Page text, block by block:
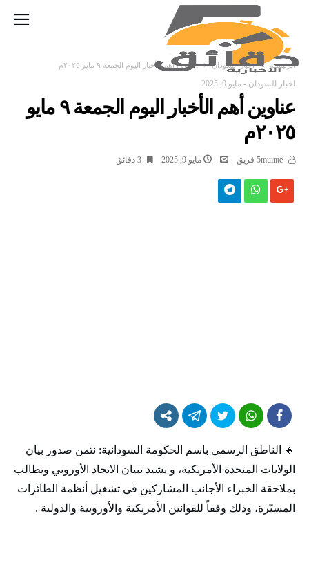
‫الرئيسية‬ اخبار السودان عناوين أهم الأخبار اليوم الجمعة ٩ مايو ٢٠٢٥م
اخبار السودان - مايو 9, 2025
عناوين أهم الأخبار اليوم الجمعة ٩ مايو
٢٠٢٥م
مايو 9, 2025 3 ‫دقائق‬
🔸‬‏ الناطق الرسمي باسم الحكومة السودانية: نثمن صدور بيان
الولايات المتحدة الأمريكية، و يشيد ببيان الاتحاد الأوروبي ويطالب
بملاحقة الخبراء الأجانب المشاركين في تشغيل أنظمة الطائرات
المسيّرة، وذلك وفقاً للقوانين الأمريكية والأوروبية والدولية .